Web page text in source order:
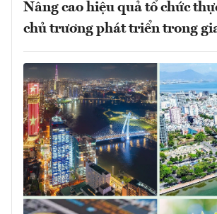
Nâng cao hiệu quả tổ chức
chủ trương phát triển trong